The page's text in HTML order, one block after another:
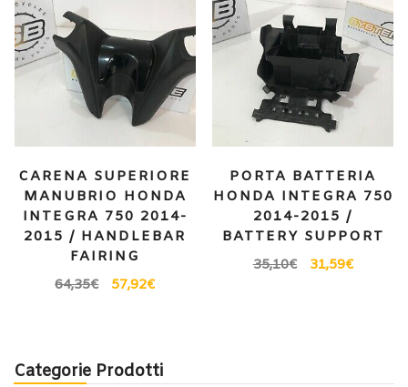
CARENA SUPERIORE
MANUBRIO HONDA
INTEGRA 750 2014-
2015 / HANDLEBAR
FAIRING
64,35€ 57,92€
PORTA BATTERIA
HONDA INTEGRA 750
2014-2015 /
BATTERY SUPPORT
35,10€ 31,59€
Categorie Prodotti